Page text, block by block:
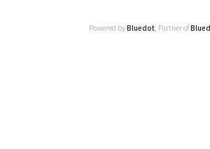
Powered byBluedot , Partner of